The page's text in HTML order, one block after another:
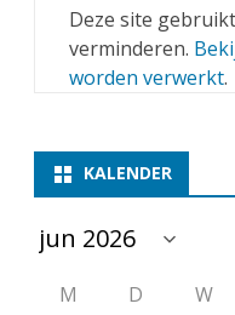
Deze site
verminderen.
worden verwerkt.
KALENDER
M D W